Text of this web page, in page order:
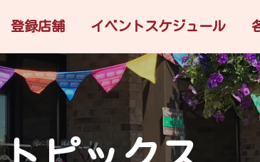
登録店舗 イベントスケジュール